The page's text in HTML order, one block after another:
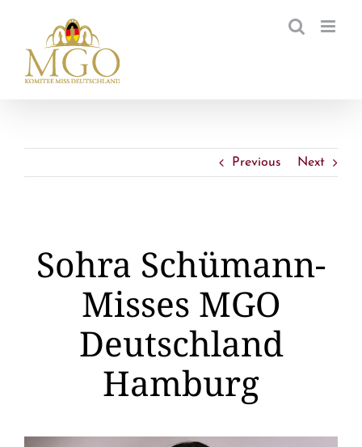
springen
Previous Next
Sohra Schümann-
Misses MGO
Deutschland
Hamburg